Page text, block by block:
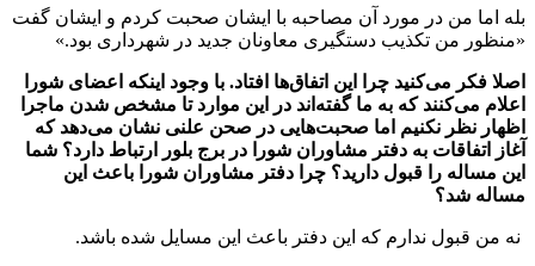
بله اما من در مورد آن مصاحبه با ایشان صحبت کردم و ایشان گفت
«منظور من تکذیب دستگیری معاونان جدید در شهرداری بود.»
اصلا فکر می‌کنید چرا این اتفاق‌ها افتاد. با وجود اینکه اعضای شورا
اعلام می‌کنند که به ما گفته‌‌اند در این موارد تا مشخص شدن ماجرا
اظهار نظر نکنیم اما صحبت‌هایی در صحن علنی نشان می‌دهد که
آغاز اتفاقات به دفتر مشاوران شورا در برج بلور ارتباط دارد؟ شما
این مساله را قبول دارید؟ چرا دفتر مشاوران شورا باعث این
مساله شد؟
نه من قبول ندارم که این دفتر باعث این مسایل شده باشد.